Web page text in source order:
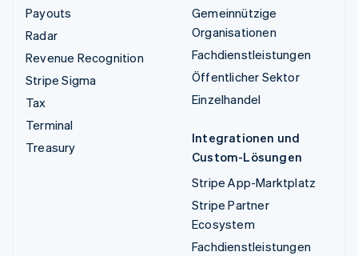
Payouts
Radar
Revenue Recognition
Stripe Sigma
Tax
Terminal
Treasury
Gemeinnützige
Organisationen
Fachdienstleistungen
Öffentlicher Sektor
Einzelhandel
Integrationen und
Custom-Lösungen
Stripe App-Marktplatz
Stripe Partner
Ecosystem
Fachdienstleistungen